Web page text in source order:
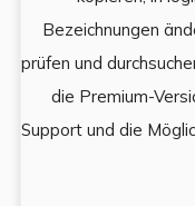
Bezeichnungen
prüfen und
die Premium-
Support und die